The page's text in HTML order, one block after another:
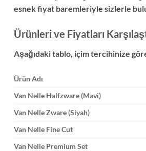
esnek fiyat baremleriyle sizlerle
Ürünleri ve Fiyatları
Aşağıdaki tablo, içim tercihinize
Ürün Adı
Van Nelle Halfzware (Mavi)
Van Nelle Zware (Siyah)
Van Nelle Fine Cut
Van Nelle Premium Set